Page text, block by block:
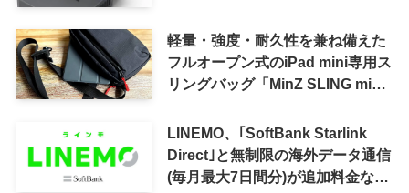
軽量・強度・耐久性を兼ね備えた
フルオープン式のiPad mini専用ス
リングバッグ「MinZ SLING mini
LINEMO、｢SoftBank Starlink
Direct｣と無制限の海外データ通信
(毎月最大7日間分)が追加料金なし